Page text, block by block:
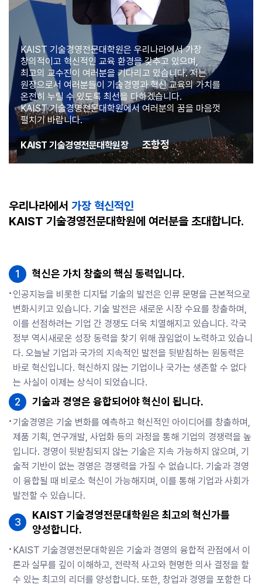
KAIST 기술경영전문대학원은 우리나라에서 가장
창의적이고 혁신적인 교육 환경을 갖추고 있으며,
최고의 교수진이 여러분을 기다리고 있습니다. 저는
원장으로서 여러분들이 기술경영과 혁신 교육의 가치를
온전히 누릴 수 있도록 최선을 다하겠습니다.
KAIST 기술경영전문대학원에서 여러분의 꿈을 마음껏
펼치기 바랍니다.
KAIST 기술경영전문대학원장 조항정
우리나라에서 가장 혁신적인
KAIST 기술경영전문대학원에 여러분을 초대합니다.
1 혁신은 가치 창출의 핵심 동력입니다.
인공지능을 비롯한 디지털 기술의 발전은 인류 문명을 근본적으로
변화시키고 있습니다. 기술 발전은 새로운 시장 수요를 창출하며,
이를 선점하려는 기업 간 경쟁도 더욱 치열해지고 있습니다. 각국
정부 역시새로운 성장 동력을 찾기 위해 끊임없이 노력하고 있습니
다. 오늘날 기업과 국가의 지속적인 발전을 뒷받침하는 원동력은
바로 혁신입니다. 혁신하지 않는 기업이나 국가는 생존할 수 없다
는 사실이 이제는 상식이 되었습니다.
2 기술과 경영은 융합되어야 혁신이 됩니다.
기술경영은 기술 변화를 예측하고 혁신적인 아이디어를 창출하며,
제품 기획, 연구개발, 사업화 등의 과정을 통해 기업의 경쟁력을 높
입니다. 경영이 뒷받침되지 않는 기술은 지속 가능하지 않으며, 기
술적 기반이 없는 경영은 경쟁력을 가질 수 없습니다. 기술과 경영
이 융합될 때 비로소 혁신이 가능해지며, 이를 통해 기업과 사회가
발전할 수 있습니다.
3
KAIST 기술경영전문대학원은 최고의 혁신가를
양성합니다.
KAIST 기술경영전문대학원은 기술과 경영의 융합적 관점에서 이
론과 실무를 깊이 이해하고, 전략적 사고와 현명한 의사 결정을 할
수 있는 최고의 리더를 양성합니다. 또한, 창업과 경영을 포함한 다